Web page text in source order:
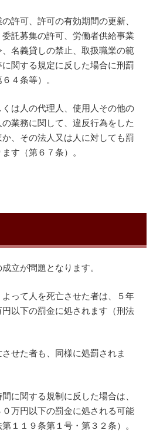
許可、許可の有効期間の更新、
託募集の許可、労働者供給事業
名義貸しの禁止、取扱職業の範
関する規定に反した場合に刑罰
４条等）。
は人の代理人、使用人その他の
業務に関して、違反行為をした
、その法人又は人に対しても罰
す（第６７条）。
立が問題となります。
って人を死亡させた者は、５年
以下の罰金に処されます（刑法
せた者も、同様に処罰されま
に関する規制に反した場合は、
万円以下の罰金に処される可能
１１９条第１号・第３２条）。